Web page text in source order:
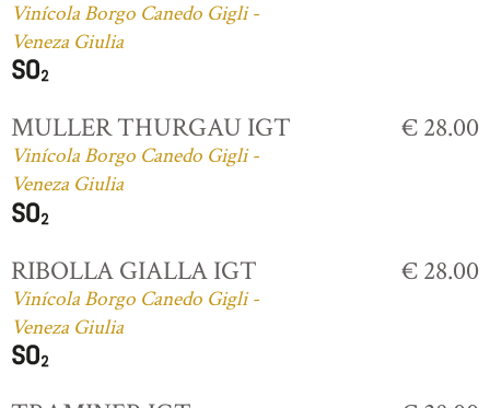
Vinícola Borgo Canedo Gigli -
Veneza Giulia
MULLER THURGAU IGT
Vinícola Borgo Canedo Gigli -
Veneza Giulia
€ 28.00
RIBOLLA GIALLA IGT
Vinícola Borgo Canedo Gigli -
Veneza Giulia
€ 28.00